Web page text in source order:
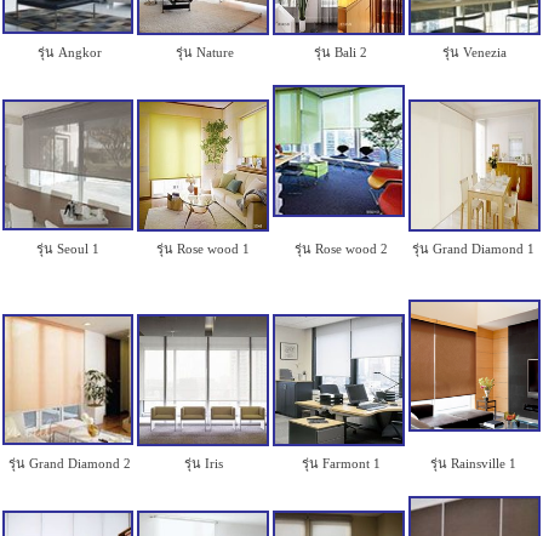
รุ่น Angkor รุ่น Nature รุ่น Bali 2 รุ่น Venezia
รุ่น Seoul 1 รุ่น Rose wood 1 รุ่น Rose wood 2 รุ่น Grand Diamond 1
รุ่น Grand Diamond 2 รุ่น Iris รุ่น Farmont 1 รุ่น Rainsville 1